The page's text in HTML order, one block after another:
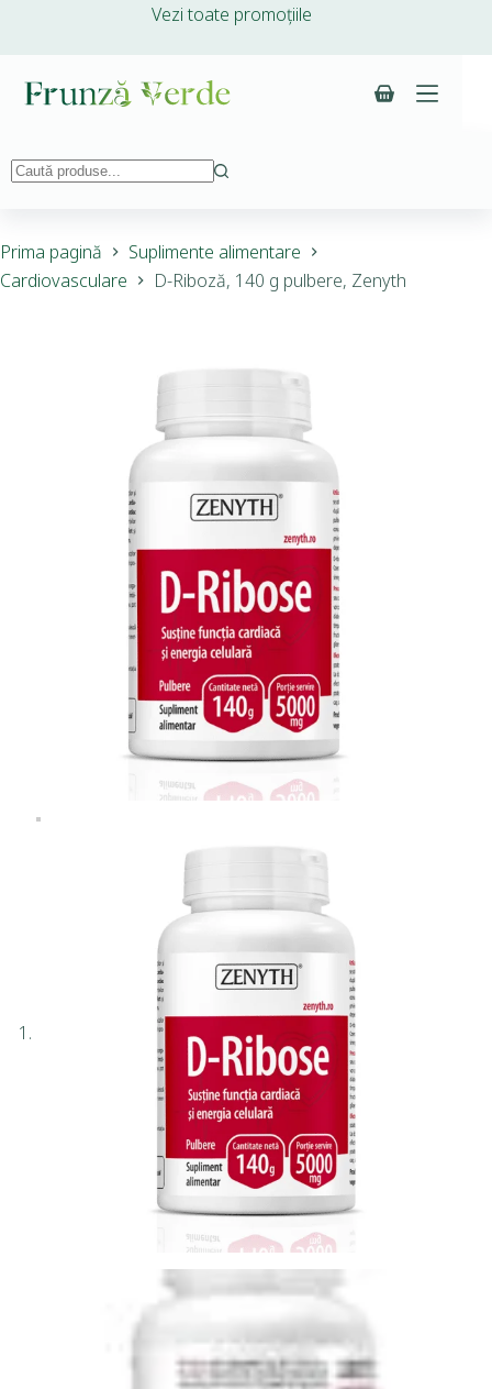
Vezi toate promoțiile
Prima pagină
Suplimente alimentare
Cardiovasculare
D-Riboză, 140 g pulbere, Zenyth